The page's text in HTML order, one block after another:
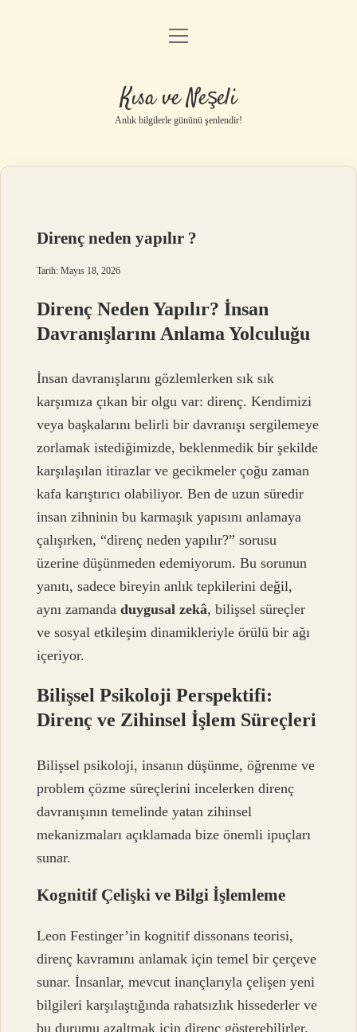
Anasayfa
Yasal Uyarı
menüyü
Kısa ve Neşeli
Anlık bilgilerle gününü şenlendir!
Direnç neden yapılır ?
Tarih: Mayıs 18, 2026
Direnç Neden Yapılır? İnsan
Davranışlarını Anlama Yolculuğu
İnsan davranışlarını gözlemlerken sık sık
karşımıza çıkan bir olgu var: direnç. Kendimizi
veya başkalarını belirli bir davranışı sergilemeye
zorlamak istediğimizde, beklenmedik bir şekilde
karşılaşılan itirazlar ve gecikmeler çoğu zaman
kafa karıştırıcı olabiliyor. Ben de uzun süredir
insan zihninin bu karmaşık yapısını anlamaya
çalışırken, “direnç neden yapılır?” sorusu
üzerine düşünmeden edemiyorum. Bu sorunun
yanıtı, sadece bireyin anlık tepkilerini değil,
aynı zamandaduygusal zekâ, bilişsel süreçler
vesosyal etkileşim dinamikleriyle örülü bir ağı
içeriyor.
Bilişsel Psikoloji Perspektifi:
Direnç ve Zihinsel İşlem Süreçleri
Bilişsel psikoloji, insanın düşünme, öğrenme ve
problem çözme süreçlerini incelerken direnç
davranışının temelinde yatan zihinsel
mekanizmaları açıklamada bize önemli ipuçları
sunar.
Kognitif Çelişki ve Bilgi İşlemleme
Leon Festinger’in kognitif dissonans teorisi,
direnç kavramını anlamak için temel bir çerçeve
sunar. İnsanlar, mevcut inançlarıyla çelişen yeni
bilgileri karşılaştığında rahatsızlık hissederler ve
bu durumu azaltmak için direnç gösterebilirler.